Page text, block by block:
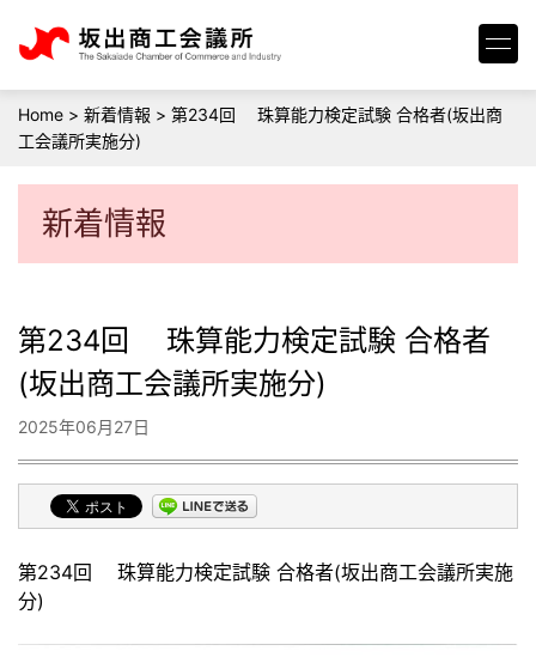
Home > 新着情報 > 第234回 珠算能力検定試験 合格者(坂出商
工会議所実施分)
新着情報
第234回 珠算能力検定試験 合格者
(坂出商工会議所実施分)
2025年06月27日
第234回 珠算能力検定試験 合格者(坂出商工会議所実施
分)